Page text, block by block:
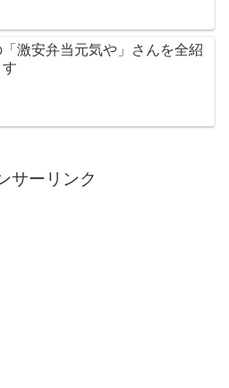
激安弁当元気や」さんを全紹
サーリンク